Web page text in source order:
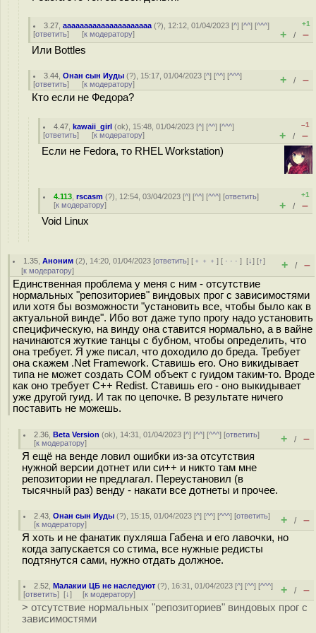
3.27 ,aaaaaaaaaaaaaaaaaaaaa (?), 12:12, 01/04/2023 [^] [^^] [^^^]
[ответить] [к модератору]
+1
+ / –
Или Bottles
3.44 ,Онан сын Иуды (?), 15:17, 01/04/2023 [^] [^^] [^^^]
[ответить] [к модератору] + / –
Кто если не Федора?
4.47 ,kawaii_girl (ok), 15:48, 01/04/2023 [^] [^^] [^^^]
[ответить] [к модератору]
–1
+ / –
Если не Fedora, то RHEL Workstation)
4.113 ,rscasm (?), 12:54, 03/04/2023 [^] [^^] [^^^] [ответить]
[к модератору]
+1
+ / –
Void Linux
1.35 ,Аноним (2), 14:20, 01/04/2023 [ответить] [ ﹢﹢﹢] [ · · ·][↓] [↑]
[к модератору] + / –
Единственная проблема у меня с ним - отсутствие
нормальных "репозиториев" виндовых прог с зависимостями
или хотя бы возможности "установить все, чтобы было как в
актуальной винде". Ибо вот даже тупо прогу надо установить
специфическую, на винду она ставится нормально, а в вайне
начинаются жуткие танцы с бубном, чтобы определить, что
она требует. Я уже писал, что доходило до бреда. Требует
она скажем .Net Framework. Ставишь его. Оно викидывает
типа не может создать COM объект с гуидом таким-то. Вроде
как оно требует C++ Redist. Ставишь его - оно выкидывает
уже другой гуид. И так по цепочке. В результате ничего
поставить не можешь.
2.36 ,Beta Version (ok), 14:31, 01/04/2023 [^] [^^] [^^^] [ответить]
[к модератору] + / –
Я ещё на венде ловил ошибки из-за отсутствия
нужной версии дотнет или си++ и никто там мне
репозитории не предлагал. Переустановил (в
тысячный раз) венду - накати все дотнеты и прочее.
2.43 ,Онан сын Иуды (?), 15:15, 01/04/2023 [^] [^^] [^^^] [ответить]
[к модератору] + / –
Я хоть и не фанатик пухляша Габена и его лавочки, но
когда запускается со стима, все нужные редисты
подтянутся сами, нужно отдать должное.
2.52 ,Малакии ЦБ не наследуют (?), 16:31, 01/04/2023 [^] [^^] [^^^]
[ответить] [↓] [к модератору] + / –
> отсутствие нормальных "репозиториев" виндовых прог с
зависимостями